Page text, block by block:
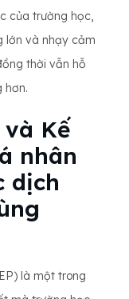
của trường học,
lớn và nhạy cảm
thời vẫn hỗ
hơn.
Kế
nhân
dịch
là một trong